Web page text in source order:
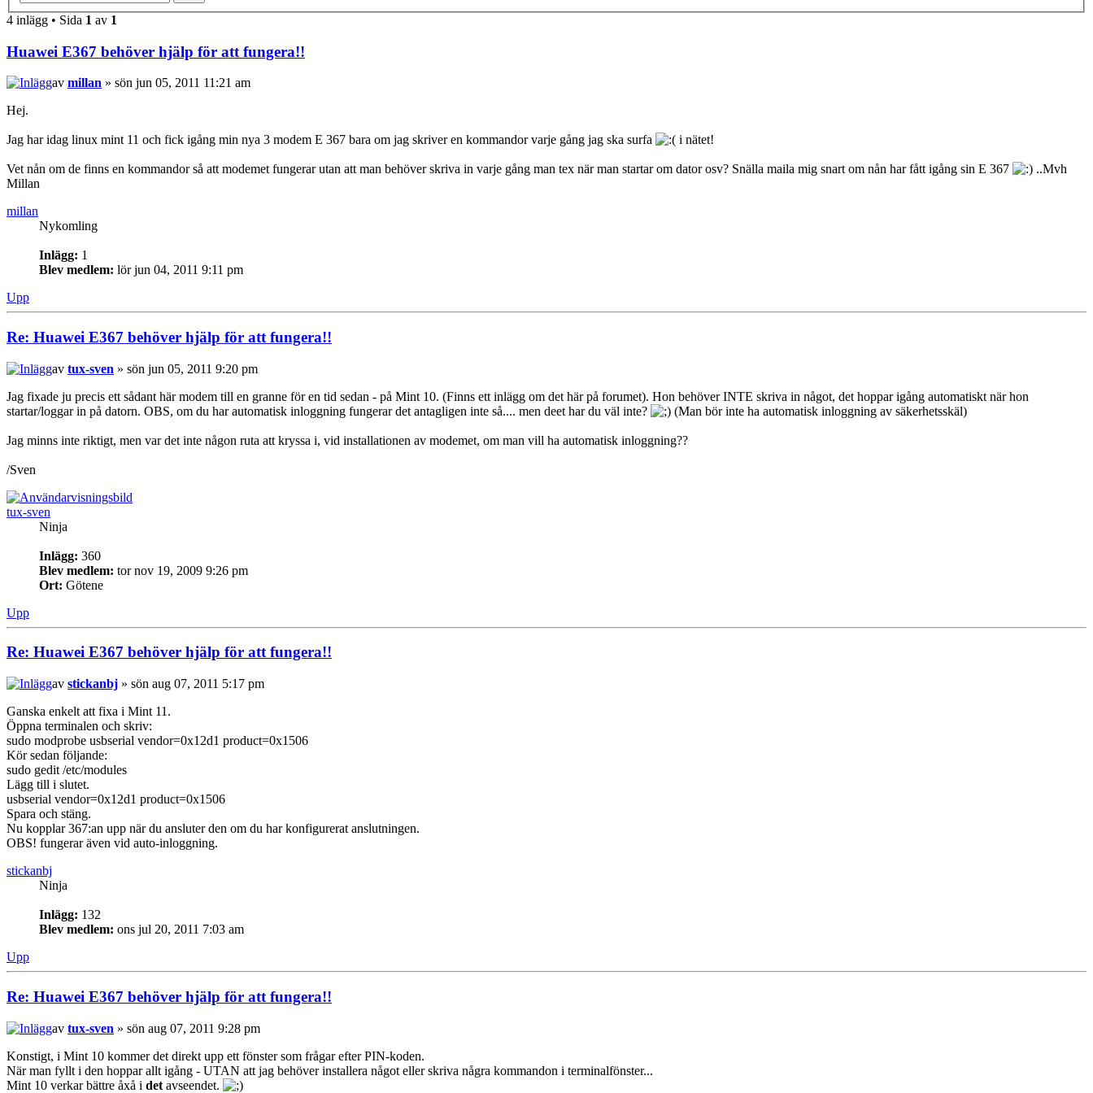
4 inlägg • Sida 1 av 1
Huawei E367 behöver hjälp för att fungera!!
av millan » sön jun 05, 2011 11:21 am
Hej.
Jag har idag linux mint 11 och fick igång min nya 3 modem E 367 bara om jag skriver en kommandor varje gång jag ska surfa i nätet!
Vet nån om de finns en kommandor så att modemet fungerar utan att man behöver skriva in varje gång man tex när man startar om dator osv? Snälla maila mig snart om nån har fått igång sin E 367
..Mvh
Millan
millan
Nykomling
Inlägg: 1
Blev medlem: lör jun 04, 2011 9:11 pm
Upp
Re: Huawei E367 behöver hjälp för att fungera!!
av tux-sven » sön jun 05, 2011 9:20 pm
Jag fixade ju precis ett sådant här modem till en granne för en tid sedan - på Mint 10. (Finns ett inlägg om det här på forumet). Hon behöver INTE skriva in något, det hoppar igång automatiskt när hon
startar/loggar in på datorn. OBS, om du har automatisk inloggning fungerar det antagligen inte så.... men deet har du väl inte?
(Man bör inte ha automatisk inloggning av säkerhetsskäl)
Jag minns inte riktigt, men var det inte någon ruta att kryssa i, vid installationen av modemet, om man vill ha automatisk inloggning??
/Sven
tux-sven
Ninja
Inlägg: 360
Blev medlem: tor nov 19, 2009 9:26 pm
Ort: Götene
Upp
Re: Huawei E367 behöver hjälp för att fungera!!
av stickanbj » sön aug 07, 2011 5:17 pm
Ganska enkelt att fixa i Mint 11.
Öppna terminalen och skriv:
sudo modprobe usbserial vendor=0x12d1 product=0x1506
Kör sedan följande:
sudo gedit /etc/modules
Lägg till i slutet.
usbserial vendor=0x12d1 product=0x1506
Spara och stäng.
Nu kopplar 367:an upp när du ansluter den om du har konfigurerat anslutningen.
OBS! fungerar även vid auto-inloggning.
stickanbj
Ninja
Inlägg: 132
Blev medlem: ons jul 20, 2011 7:03 am
Upp
Re: Huawei E367 behöver hjälp för att fungera!!
av tux-sven » sön aug 07, 2011 9:28 pm
Konstigt, i Mint 10 kommer det direkt upp ett fönster som frågar efter PIN-koden.
När man fyllt i den hoppar allt igång - UTAN att jag behöver installera något eller skriva några kommandon i terminalfönster...
Mint 10 verkar bättre åxå i det avseendet.